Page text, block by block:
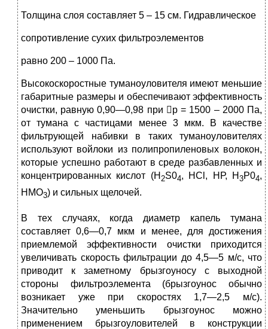
Толщина слоя составляет 5 – 15 см. Гидравлическое
сопротивление сухих фильтроэлементов
равно 200 – 1000 Па.
Высокоскоростные туманоуловителя имеют меньшие
габаритные размеры и обеспечивают эффективность
очистки, равную 0,90—0,98 при р = 1500 – 2000 Па,
от тумана с частицами менее 3 мкм. В качестве
фильтрующей набивки в таких туманоуловителях
используют войлоки из полипропиленовых волокон,
которые успешно работают в среде разбавленных и
концентрированных кислот (Н 2S04, НСl, НР, Н3Р04,
НМО3) и сильных щелочей.
В тех случаях, когда диаметр капель тумана
составляет 0,6—0,7 мкм и менее, для достижения
приемлемой эффективно­сти очистки приходится
увеличивать скорость фильтрации до 4,5—5 м/с, что
приводит к заметному брызгоуносу с выходной
стороны фильтроэлемента (брызгоунос обычно
возникает уже при скоростях 1,7—2,5 м/с).
Значительно уменьшить брызгоунос можно
применением брызгоуловителей в конструкции